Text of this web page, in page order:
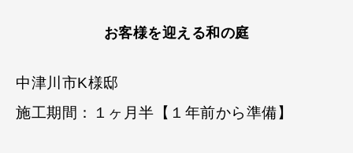
お客様を迎える和の庭
中津川市K様邸
施工期間：１ヶ月半【１年前から準備】